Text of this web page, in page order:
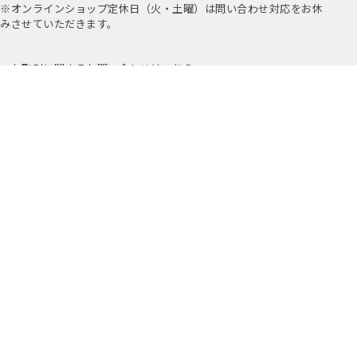
※オンラインショップ定休日（火・土曜）は問い合わせ対応をお休
みさせていただきます。
お取引に関するお問い合わせはこちら